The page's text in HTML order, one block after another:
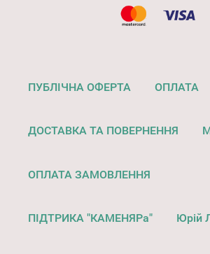
ПУБЛІЧНА ОФЕРТА ОПЛАТА
ДОСТАВКА ТА ПОВЕРНЕННЯ
ОПЛАТА ЗАМОВЛЕННЯ
ПІДТРИКА "КАМЕНЯРа" Юрій